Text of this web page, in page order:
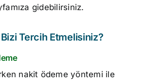
gidebilirsiniz.
Tercih Etmelisiniz?
nakit ödeme yöntemi ile